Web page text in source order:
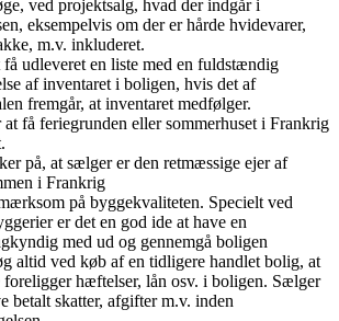
ved projektsalg, hvad der indgår i
eksempelvis om der er hårde hvidevarer,
m.v. inkluderet.
udleveret en liste med en fuldstændig
af inventaret i boligen, hvis det af
fremgår, at inventaret medfølger.
at få feriegrunden eller sommerhuset i Frankrig
på, at sælger er den retmæssige ejer af
i Frankrig
på byggekvaliteten. Specielt ved
er det en god ide at have en
med ud og gennemgå boligen
altid ved køb af en tidligere handlet bolig, at
foreligger hæftelser, lån osv. i boligen. Sælger
betalt skatter, afgifter m.v. inden